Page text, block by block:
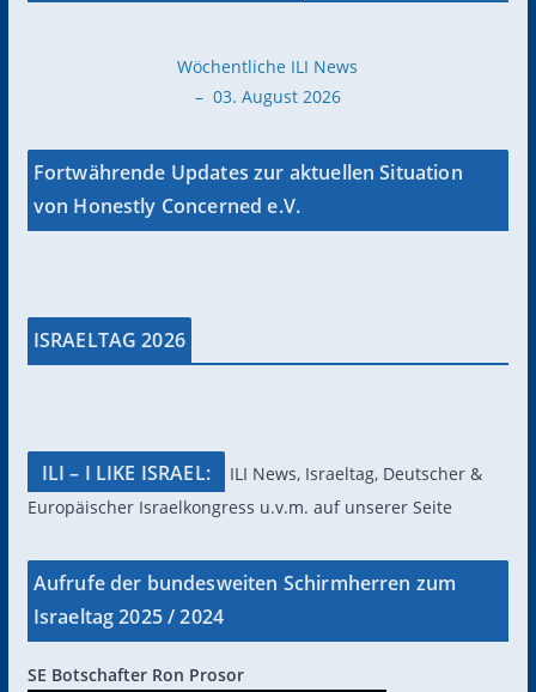
Wöchentliche ILI News
– 03. August 2026
Fortwährende Updates zur aktuellen Situation
von Honestly Concerned e.V.
ISRAELTAG 2026
ILI – I LIKE ISRAEL:
ILI News, Israeltag, Deutscher &
Europäischer Israelkongress u.v.m. auf unserer Seite
Aufrufe der bundesweiten Schirmherren zum
Israeltag 2025 / 2024
SE Botschafter Ron Prosor